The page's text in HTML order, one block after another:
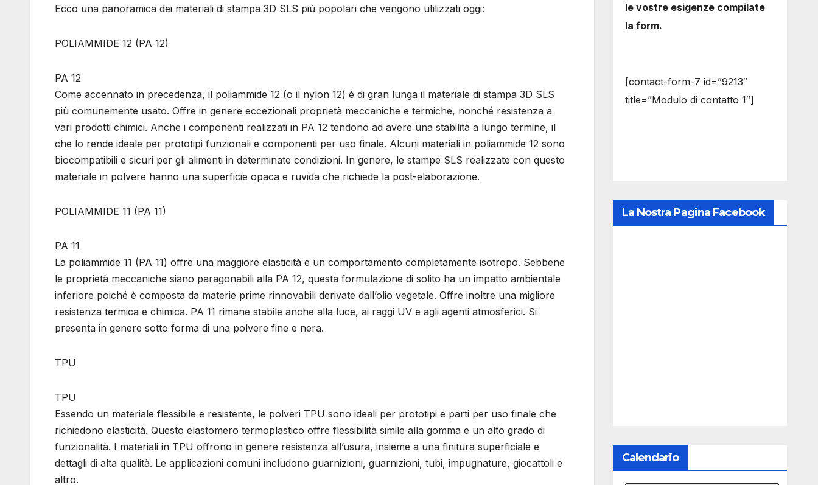
Ecco una panoramica dei materiali di stampa 3D SLS più popolari che vengono utilizzati oggi:
POLIAMMIDE 12 (PA 12)
PA 12
Come accennato in precedenza, il poliammide 12 (o il nylon 12) è di gran lunga il materiale di stampa 3D SLS
più comunemente usato. Offre in genere eccezionali proprietà meccaniche e termiche, nonché resistenza a
vari prodotti chimici. Anche i componenti realizzati in PA 12 tendono ad avere una stabilità a lungo termine, il
che lo rende ideale per prototipi funzionali e componenti per uso finale. Alcuni materiali in poliammide 12 sono
biocompatibili e sicuri per gli alimenti in determinate condizioni. In genere, le stampe SLS realizzate con questo
materiale in polvere hanno una superficie opaca e ruvida che richiede la post-elaborazione.
POLIAMMIDE 11 (PA 11)
PA 11
La poliammide 11 (PA 11) offre una maggiore elasticità e un comportamento completamente isotropo. Sebbene
le proprietà meccaniche siano paragonabili alla PA 12, questa formulazione di solito ha un impatto ambientale
inferiore poiché è composta da materie prime rinnovabili derivate dall’olio vegetale. Offre inoltre una migliore
resistenza termica e chimica. PA 11 rimane stabile anche alla luce, ai raggi UV e agli agenti atmosferici. Si
presenta in genere sotto forma di una polvere fine e nera.
TPU
TPU
Essendo un materiale flessibile e resistente, le polveri TPU sono ideali per prototipi e parti per uso finale che
richiedono elasticità. Questo elastomero termoplastico offre flessibilità simile alla gomma e un alto grado di
funzionalità. I materiali in TPU offrono in genere resistenza all’usura, insieme a una finitura superficiale e
dettagli di alta qualità. Le applicazioni comuni includono guarnizioni, guarnizioni, tubi, impugnature, giocattoli e
altro.
le vostre esigenze compilate
la form.
[contact-form-7 id=”9213″
title=”Modulo di contatto 1″]
La Nostra Pagina Facebook
Calendario